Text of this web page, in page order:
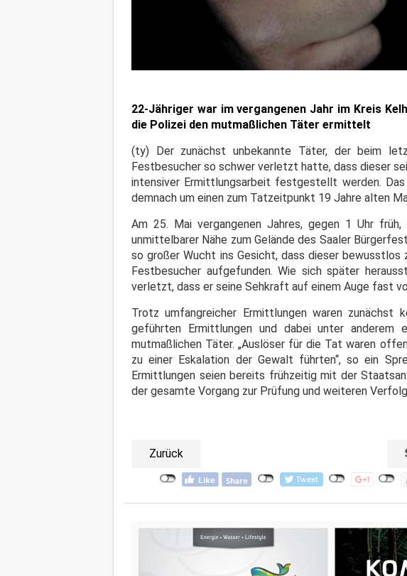
22-Jähriger war im vergangenen Jahr im Kreis
die Polizei den mutmaßlichen Täter ermittelt
(ty) Der zunächst unbekannte Täter, der beim
Festbesucher so schwer verletzt hatte, dass dieser
intensiver Ermittlungsarbeit festgestellt werden.
demnach um einen zum Tatzeitpunkt 19 Jahre alten
Am 25. Mai vergangenen Jahres, gegen 1 Uhr
unmittelbarer Nähe zum Gelände des Saaler
so großer Wucht ins Gesicht, dass dieser
Festbesucher aufgefunden. Wie sich später
verletzt, dass er seine Sehkraft auf einem Auge fast
Trotz umfangreicher Ermittlungen waren zunächst
geführten Ermittlungen und dabei unter anderem
mutmaßlichen Täter. „Auslöser für die Tat waren
zu einer Eskalation der Gewalt führten“, so ein
Ermittlungen seien bereits frühzeitig mit der
der gesamte Vorgang zur Prüfung und weiteren
Zurück